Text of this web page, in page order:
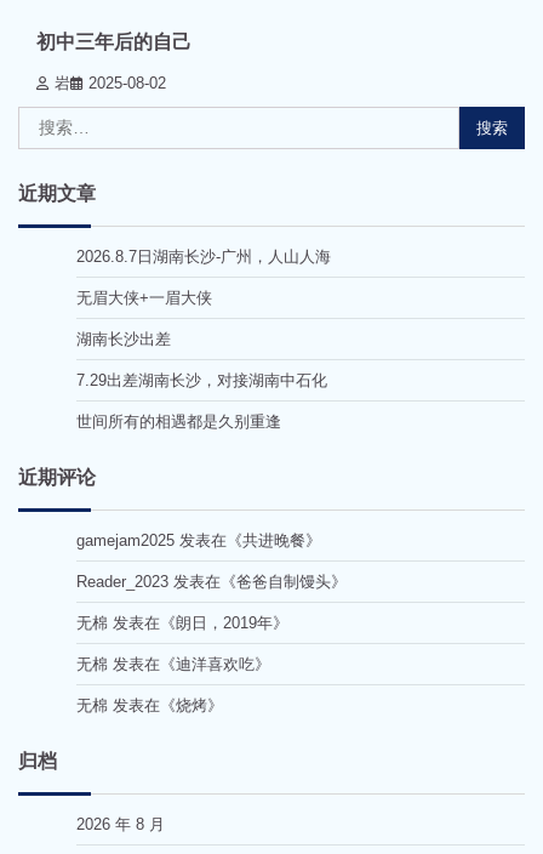
初中三年后的自己
岩 2025-08-02
索：
近期文章
2026.8.7日湖南长沙-广州，人山人海
无眉大侠+一眉大侠
湖南长沙出差
7.29出差湖南长沙，对接湖南中石化
世间所有的相遇都是久别重逢
近期评论
gamejam2025 发表在《共进晚餐》
Reader_2023 发表在《爸爸自制馒头》
无棉 发表在《朗日，2019年》
无棉 发表在《迪洋喜欢吃》
无棉 发表在《烧烤》
归档
2026 年 8 月